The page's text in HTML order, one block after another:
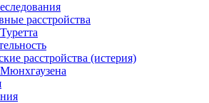
расстройства
расстройства (истерия)